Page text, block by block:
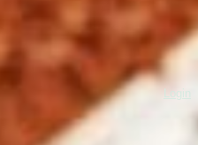
Login